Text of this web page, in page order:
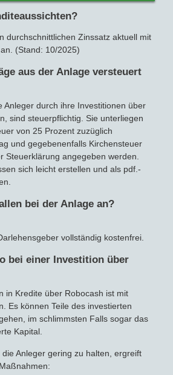
durchschnittlichen Zinssatz aktuell mit
(Stand: 10/2025)
aus der Anlage versteuert
Anleger durch ihre Investitionen über
sind steuerpflichtig. Sie unterliegen
von 25 Prozent zuzüglich
und gegebenenfalls Kirchensteuer
Steuerklärung angegeben werden.
sich leicht erstellen und als pdf.-
bei der Anlage an?
vollständig kostenfrei.
bei einer Investition über
in Kredite über Robocash ist mit
Es können Teile des investierten
im schlimmsten Falls sogar das
Kapital.
Anleger gering zu halten, ergreift